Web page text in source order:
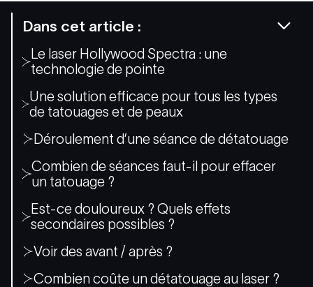
Dans cet article :
Le laser Hollywood Spectra : une
technologie de pointe
Une solution efficace pour tous les types
de tatouages et de peaux
Déroulement d’une séance de détatouage
Combien de séances faut-il pour effacer
un tatouage ?
Est-ce douloureux ? Quels effets
secondaires possibles ?
Voir des avant / après ?
Combien coûte un détatouage au laser ?